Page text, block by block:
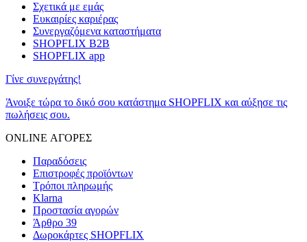
Σχετικά με εμάς
Ευκαιρίες καριέρας
Συνεργαζόμενα καταστήματα
SHOPFLIX B2B
SHOPFLIX app
Γίνε συνεργάτης!
Άνοιξε τώρα το δικό σου κατάστημα SHOPFLIX και αύξησε τις
πωλήσεις σου.
ONLINE ΑΓΟΡΕΣ
Παραδόσεις
Επιστροφές προϊόντων
Τρόποι πληρωμής
Klarna
Προστασία αγορών
Άρθρο 39
Δωροκάρτες SHOPFLIX